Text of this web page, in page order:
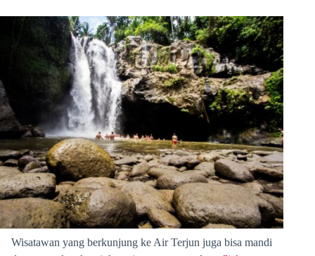
Wisatawan yang berkunjung ke Air Terjun juga bisa mandi